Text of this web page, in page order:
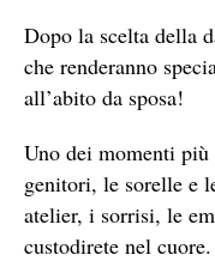
Dopo la scelta della
che renderanno
all’abito da sposa!
Uno dei momenti
genitori, le sorelle e
atelier, i sorrisi, le
custodirete nel cuore.